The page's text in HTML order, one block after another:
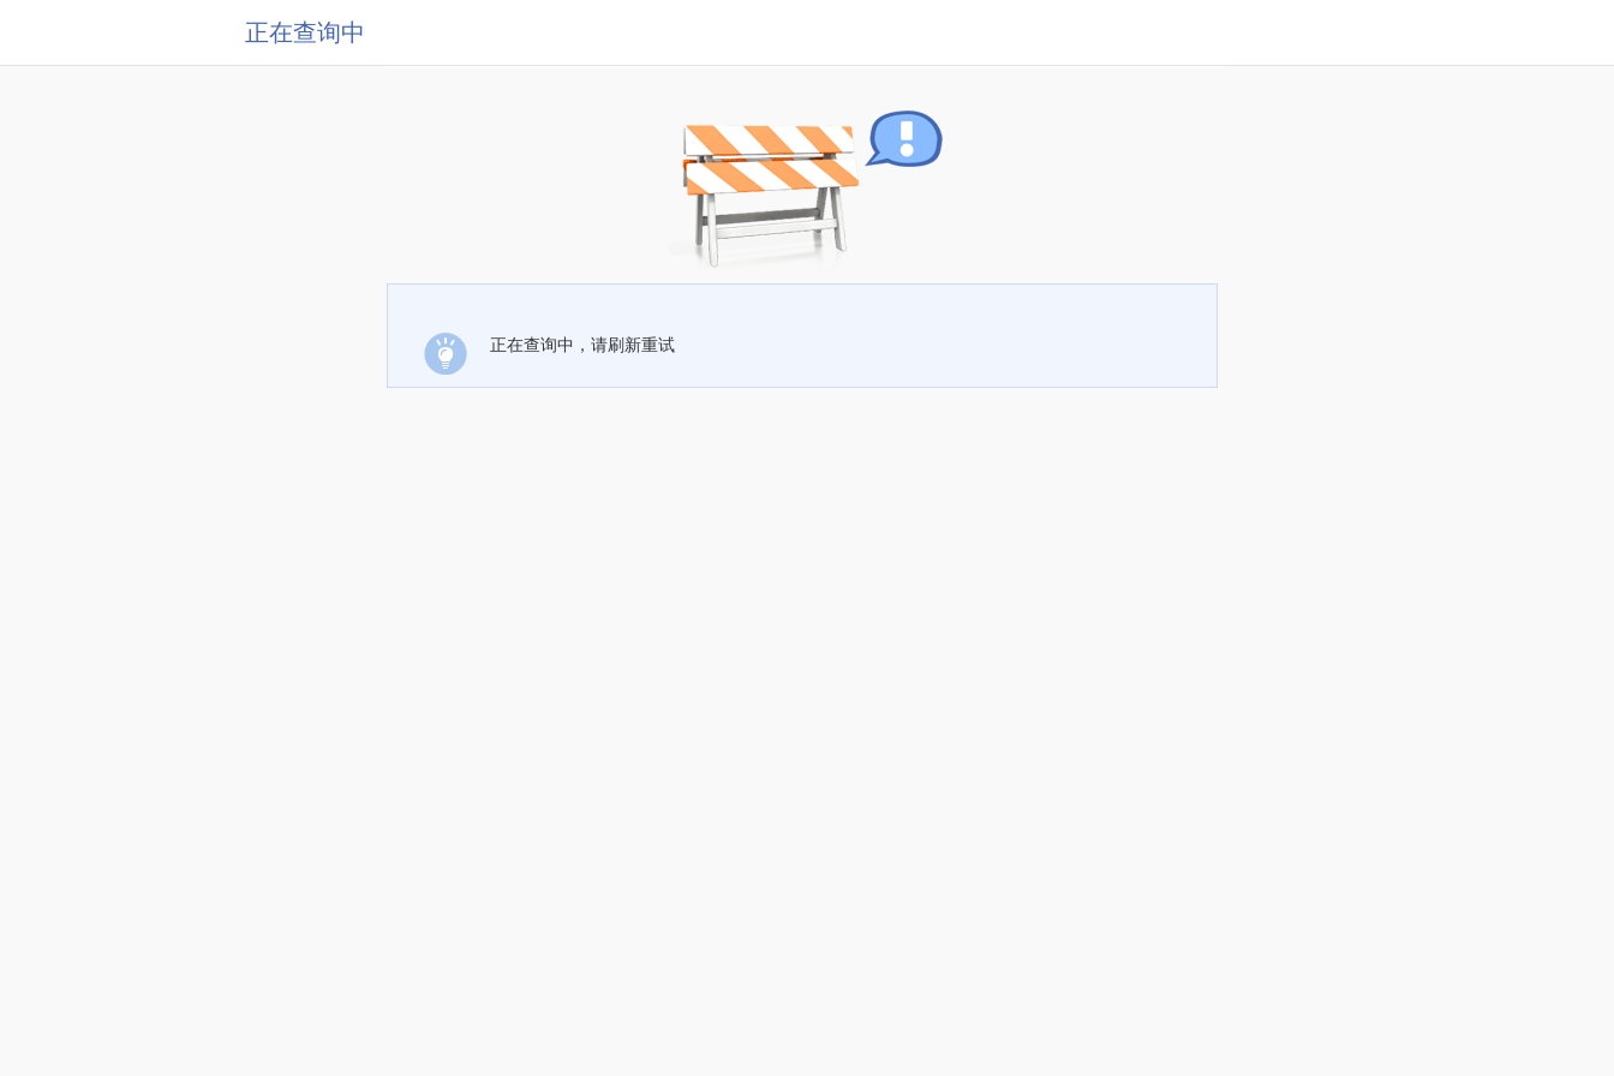
正在查询中
正在查询中，请刷新重试